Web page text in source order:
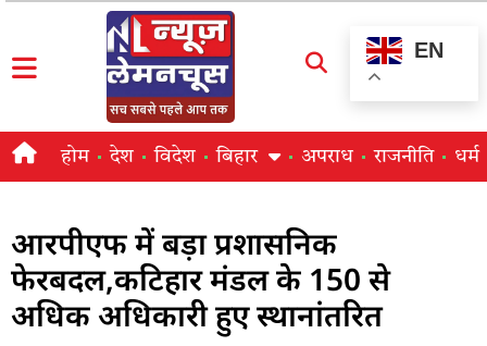
EN
होम देश विदेश बिहार अपराध राजनीति धर्म
आरपीएफ में बड़ा प्रशासनिक
फेरबदल,कटिहार मंडल के 150 से
अधिक अधिकारी हुए स्थानांतरित